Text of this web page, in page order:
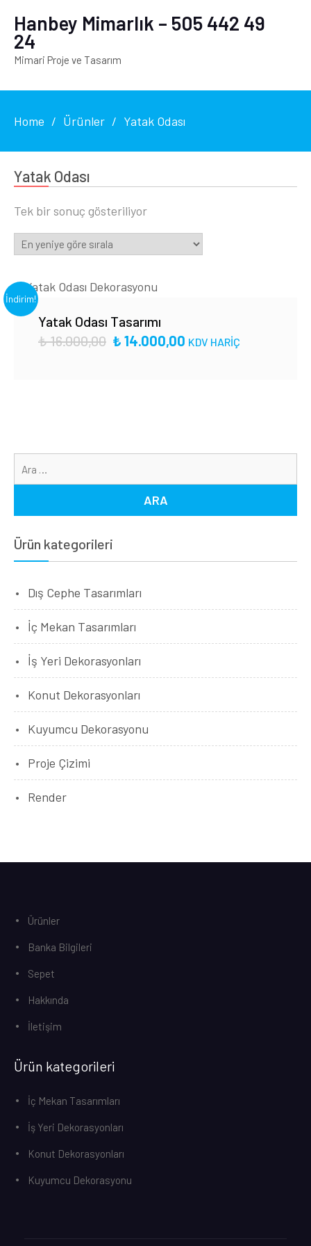
Hanbey Mimarlık – 505 442 49
24
Mimari Proje ve Tasarım
Home Ürünler Yatak Odası
Yatak Odası
Tek bir sonuç gösteriliyor
İndirim!
Yatak Odası Tasarımı
₺16.000,00 ₺ 14.000,00 KDV HARİÇ
Ürün kategorileri
Dış Cephe Tasarımları
İç Mekan Tasarımları
İş Yeri Dekorasyonları
Konut Dekorasyonları
Kuyumcu Dekorasyonu
Proje Çizimi
Render
Ürünler
Banka Bilgileri
Sepet
Hakkında
İletişim
Ürün kategorileri
İç Mekan Tasarımları
İş Yeri Dekorasyonları
Konut Dekorasyonları
Kuyumcu Dekorasyonu